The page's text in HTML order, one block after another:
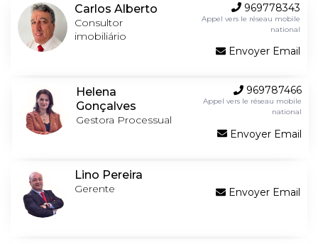
Carlos Alberto
Consultor
imobiliário
969778343
Appel vers le réseau mobile
national
Envoyer Email
Helena
Gonçalves
Gestora Processual
969787466
Appel vers le réseau mobile
national
Envoyer Email
Lino Pereira
Gerente Envoyer Email